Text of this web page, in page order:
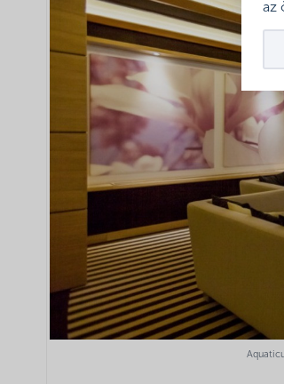
az